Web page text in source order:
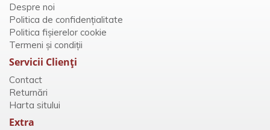
Despre noi
Politica de confidențialitate
Politica fișierelor cookie
Termeni și condiții
Servicii Clienţi
Contact
Returnări
Harta sitului
Extra